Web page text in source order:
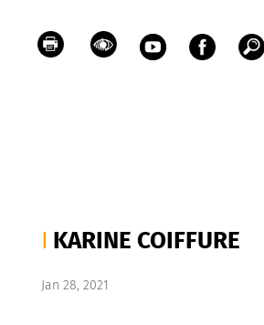
KARINE COIFFURE
Jan 28, 2021